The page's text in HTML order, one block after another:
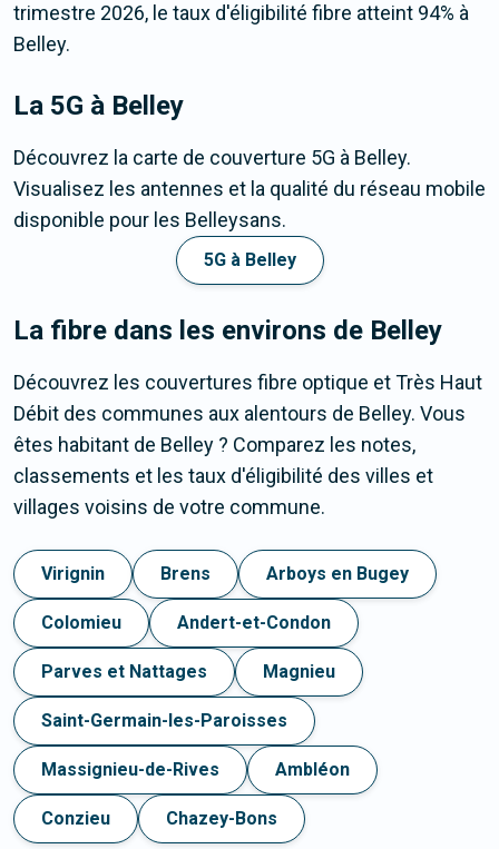
trimestre 2026, le taux d'éligibilité fibre atteint 94% à
Belley.
La 5G à Belley
Découvrez la carte de couverture 5G à Belley.
Visualisez les antennes et la qualité du réseau mobile
disponible pour les Belleysans.
5G à Belley
La fibre dans les environs de Belley
Découvrez les couvertures fibre optique et Très Haut
Débit des communes aux alentours de Belley. Vous
êtes habitant de Belley ? Comparez les notes,
classements et les taux d'éligibilité des villes et
villages voisins de votre commune.
Virignin Brens Arboys en Bugey
Colomieu Andert-et-Condon
Parves et Nattages Magnieu
Saint-Germain-les-Paroisses
Massignieu-de-Rives Ambléon
Conzieu Chazey-Bons